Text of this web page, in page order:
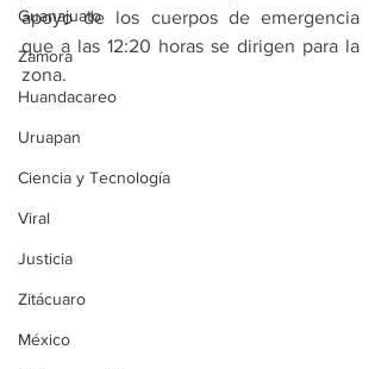
Guanajuato
Zamora
Huandacareo
Uruapan
Ciencia y Tecnología
Viral
Justicia
Zitácuaro
México
apoyo de los cuerpos de emergencia
que a las 12:20 horas se dirigen para la
zona.